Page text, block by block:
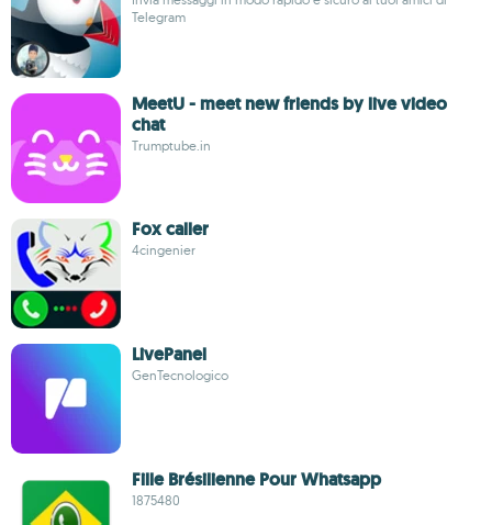
Telegram
MeetU - meet new friends by live video
chat
Trumptube.in
Fox caller
4cingenier
LivePanel
GenTecnologico
Fille Brésilienne Pour Whatsapp
1875480